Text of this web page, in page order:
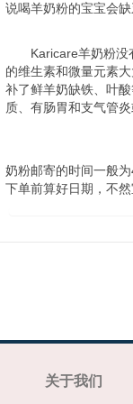
说喝羊奶粉的宝宝会缺
Karicare羊奶粉没有
的维生素和微量元素
补了鲜羊奶缺铁、叶
质、有肠胃和支气管
奶粉邮寄的时间一般
下单前算好日期，不然
关于我们